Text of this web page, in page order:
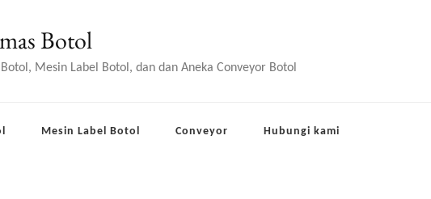
Botol
Mesin Label Botol, dan dan Aneka Conveyor Botol
Mesin Label Botol Conveyor Hubungi kami